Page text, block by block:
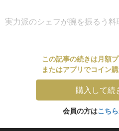
実力派のシェフが腕を振るう
この記事の続きは月額プ
またはアプリでコイン
購入して続
会員の方はこち